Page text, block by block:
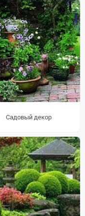
Садовый декор